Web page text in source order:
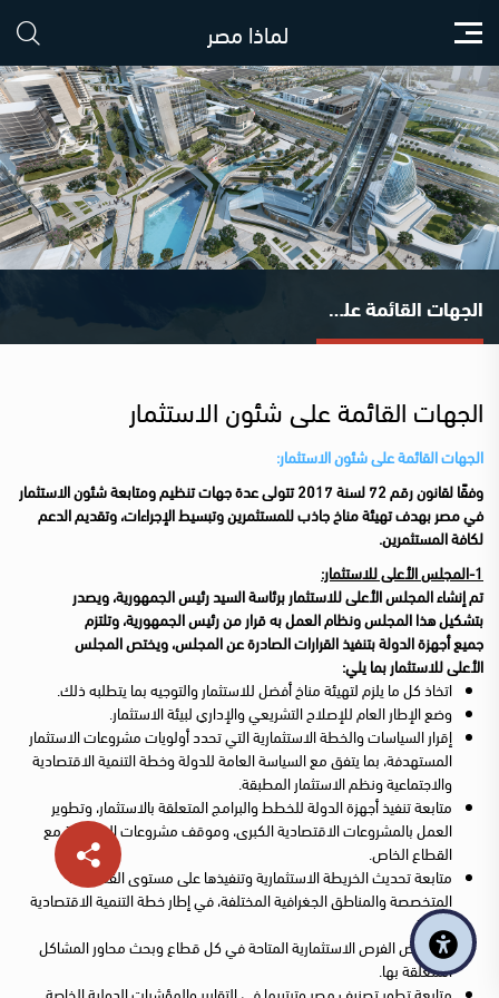
لماذا مصر
الجهات القائمة على شئون الاستثمار
الجهات القائمة على شئون الاستثمار
​الجهات القائمة على شئون الاستثمار:
وفقًا لقانون رقم 72 لسنة 2017 تتولى عدة جهات تنظيم ومتابعة شئون الاستثمار
في مصر بهدف تهيئة مناخ جاذب للمستثمرين وتبسيط الإجراءات، وتقديم الدعم
لكافة المستثمرين.
1-المجلس الأعلى للاستثمار:
تم إنشاء المجلس الأعلى للاستثمار برئاسة السيد رئيس الجمهورية، ويصدر
بتشكيل هذا المجلس ونظام العمل به قرار من رئيس الجمهورية، وتلتزم
جميع أجهزة الدولة بتنفيذ القرارات الصادرة عن المجلس، ويختص المجلس
الأعلى للاستثمار بما يلي:
اتخاذ كل ما يلزم لتهيئة مناخ أفضل للاستثمار والتوجيه بما يتطلبه ذلك.
وضع الإطار العام للإصلاح التشريعي والإداري لبيئة الاستثمار.
إقرار السياسات والخطة الاستثمارية التي تحدد أولويات مشروعات الاستثمار
المستهدفة، بما يتفق مع السياسة العامة للدولة وخطة التنمية الاقتصادية
والاجتماعية ونظم الاستثمار المطبقة.
متابعة تنفيذ أجهزة الدولة للخطط والبرامج المتعلقة بالاستثمار، وتطوير
العمل بالمشروعات الاقتصادية الكبرى، وموقف مشروعات المشاركة مع
القطاع الخاص.
متابعة تحديث الخريطة الاستثمارية وتنفيذها على مستوى القطاعات
المتخصصة والمناطق الجغرافية المختلفة، في إطار خطة التنمية الاقتصادية
للدولة.
استعراض الفرص الاستثمارية المتاحة في كل قطاع وبحث محاور المشاكل
المتعلقة بها.